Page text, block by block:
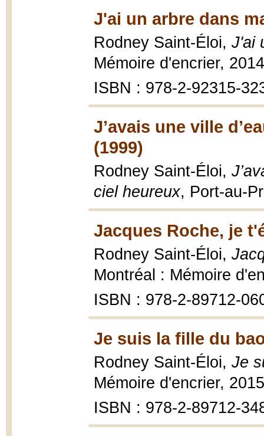
J'ai un arbre dans
Rodney Saint-Éloi, J'ai
Mémoire d'encrier,
ISBN : 978-2-92315-
J’avais une ville
(1999)
Rodney Saint-Éloi,
ciel heureux, Port-au-
Jacques Roche, je
Rodney Saint-Éloi,
Montréal : Mémoire
ISBN : 978-2-89712-
Je suis la fille du
Rodney Saint-Éloi, Je
Mémoire d'encrier,
ISBN : 978-2-89712-